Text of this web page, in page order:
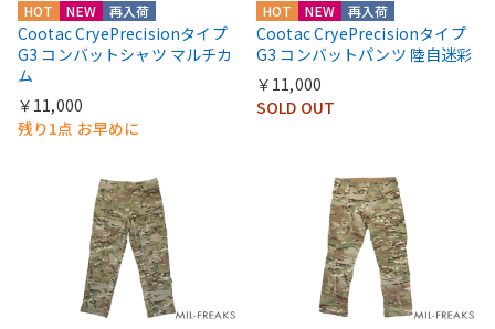
HOT NEW 再入荷
Cootac CryePrecisionタイプ
G3 コンバットシャツ マルチカ
ム
￥11,000
残り1点 お早めに
HOT NEW 再入荷
Cootac CryePrecisionタイプ
G3 コンバットパンツ 陸自迷彩
￥11,000
SOLD OUT